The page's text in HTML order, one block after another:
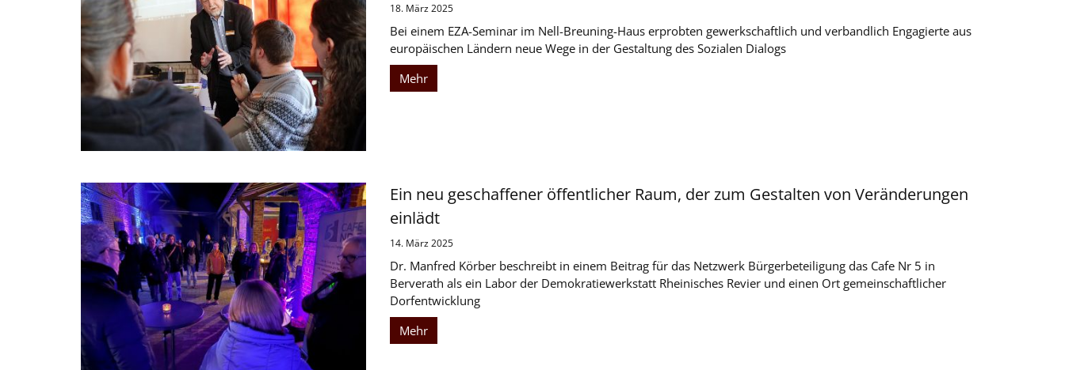
18. März 2025
Bei einem EZA-Seminar im Nell-Breuning-Haus erprobten gewerkschaftlich und verbandlich Engagierte aus
europäischen Ländern neue Wege in der Gestaltung des Sozialen Dialogs
Mehr
Ein neu geschaffener öffentlicher Raum, der zum Gestalten von Veränderungen
einlädt
14. März 2025
Dr. Manfred Körber beschreibt in einem Beitrag für das Netzwerk Bürgerbeteiligung das Cafe Nr 5 in
Berverath als ein Labor der Demokratiewerkstatt Rheinisches Revier und einen Ort gemeinschaftlicher
Dorfentwicklung
Mehr